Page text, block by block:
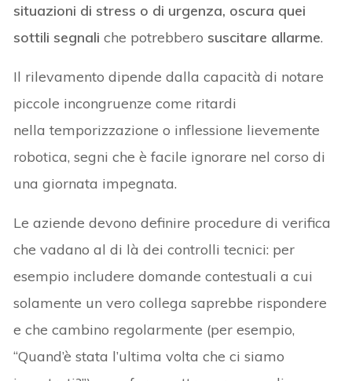
situazioni di stress o di urgenza, oscura quei
sottili segnali che potrebbero suscitare allarme.
Il rilevamento dipende dalla capacità di notare
piccole incongruenze come ritardi
nella temporizzazione o inflessione lievemente
robotica, segni che è facile ignorare nel corso di
una giornata impegnata.
Le aziende devono definire procedure di verifica
che vadano al di là dei controlli tecnici: per
esempio includere domande contestuali a cui
solamente un vero collega saprebbe rispondere
e che cambino regolarmente (per esempio,
“Quand’è stata l’ultima volta che ci siamo